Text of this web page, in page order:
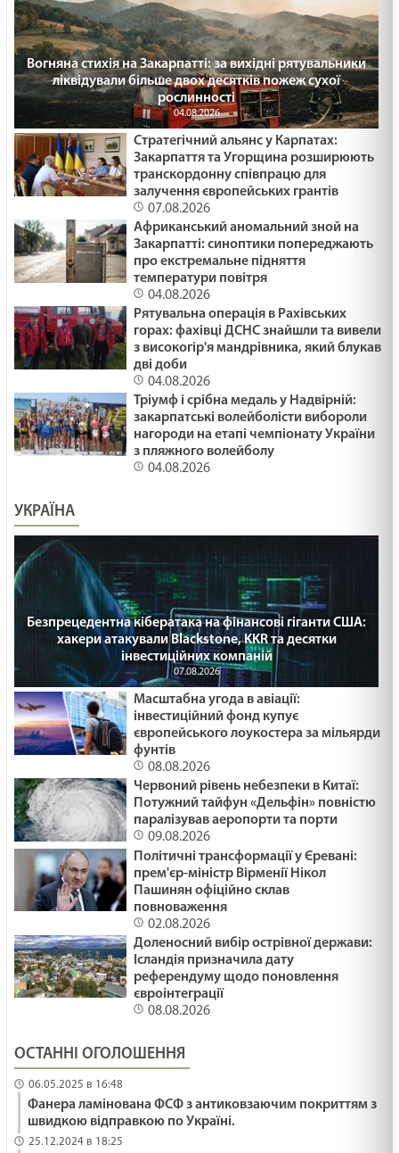
Вогняна стихія на Закарпатті: за вихідні рятувальники
ліквідували більше двох десятків пожеж сухої
рослинності
04.08.2026
Стратегічний альянс у Карпатах:
Закарпаття та Угорщина розширюють
транскордонну співпрацю для
залучення європейських грантів
07.08.2026
Африканський аномальний зной на
Закарпатті: синоптики попереджають
про екстремальне підняття
температури повітря
04.08.2026
Рятувальна операція в Рахівських
горах: фахівці ДСНС знайшли та вивели
з високогір'я мандрівника, який блукав
дві доби
04.08.2026
Тріумф і срібна медаль у Надвірній:
закарпатські волейболісти вибороли
нагороди на етапі чемпіонату України
з пляжного волейболу
04.08.2026
УКРАЇНА
Безпрецедентна кібератака на фінансові гіганти США:
хакери атакували Blackstone, KKR та десятки
інвестиційних компаній
07.08.2026
Масштабна угода в авіації:
інвестиційний фонд купує
європейського лоукостера за мільярди
фунтів
08.08.2026
Червоний рівень небезпеки в Китаї:
Потужний тайфун «Дельфін» повністю
паралізував аеропорти та порти
09.08.2026
Політичні трансформації у Єревані:
прем'єр-міністр Вірменії Нікол
Пашинян офіційно склав
повноваження
02.08.2026
Доленосний вибір острівної держави:
Ісландія призначила дату
референдуму щодо поновлення
євроінтеграції
08.08.2026
ОСТАННІ ОГОЛОШЕННЯ
06.05.2025 в 16:48
Фанера ламінована ФСФ з антиковзаючим покриттям з
швидкою відправкою по Україні.
25.12.2024 в 18:25